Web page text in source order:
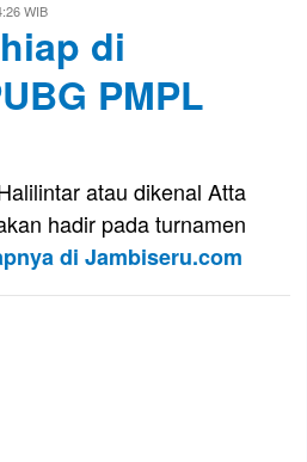
WIB
di
PMPL
atau dikenal Atta
hadir pada turnamen
di Jambiseru.com